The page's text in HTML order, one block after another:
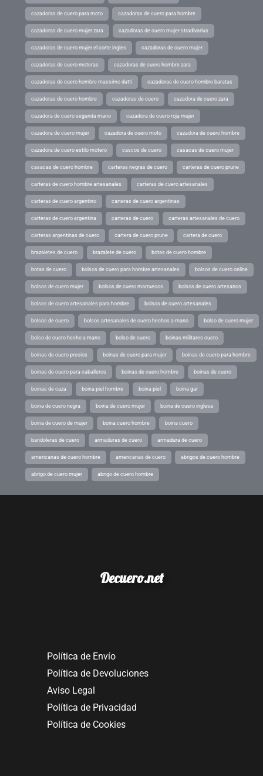
cazadoras de cuero para moto cazadoras de cuero para hombre
cazadoras de cuero mujer zara cazadoras de cuero mujer stradivarius
cazadoras de cuero mujer el corte ingles cazadoras de cuero mujer
cazadoras de cuero moteras cazadoras de cuero hombre zara
cazadoras de cuero hombre massimo dutti cazadoras de cuero hombre baratas
cazadoras de cuero hombre cazadoras de cuero cazadora de cuero zara
cazadora de cuero segunda mano cazadora de cuero roja mujer
cazadora de cuero mujer cazadora de cuero moto cazadora de cuero hombre
cazadora de cuero estilo motero cascos de cuero casacas de cuero mujer
casacas de cuero hombre carteras negras de cuero carteras de cuero prune
carteras de cuero hombre artesanales carteras de cuero artesanales
carteras de cuero argentino carteras de cuero argentinas
carteras de cuero argentina carteras de cuero carteras artesanales de cuero
carteras argentinas de cuero cartera de cuero prune cartera de cuero
brazaletes de cuero brazalete de cuero botas de cuero hombre
botas de cuero bolsos de cuero para hombre artesanales bolsos de cuero online
bolsos de cuero mujer bolsos de cuero marruecos bolsos de cuero artesanos
bolsos de cuero artesanales para hombre bolsos de cuero artesanales
bolsos de cuero bolsos artesanales de cuero hechos a mano bolso de cuero mujer
bolso de cuero hecho a mano bolso de cuero boinas militares cuero
boinas de cuero precios boinas de cuero para mujer boinas de cuero para hombre
boinas de cuero para caballeros boinas de cuero hombre boinas de cuero
boinas de caza boina piel hombre boina piel boina gar
boina de cuero negra boina de cuero mujer boina de cuero inglesa
boina de cuero de mujer boina cuero hombre boina cuero
bandoleras de cuero armaduras de cuero armadura de cuero
americanas de cuero hombre americanas de cuero abrigos de cuero hombre
abrigo de cuero mujer abrigo de cuero hombre
Decuero.net
Política de Envío
Política de Devoluciones
Aviso Legal
Política de Privacidad
Política de Cookies